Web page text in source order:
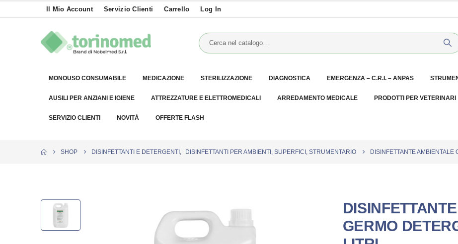
Il Mio Account Servizio Clienti Carrello Log In
MONOUSO CONSUMABILE MEDICAZIONE STERILIZZAZIONE DIAGNOSTICA EMERGENZA – C.R.I. – ANPAS
AUSILI PER ANZIANI E IGIENE ATTREZZATURE E ELETTROMEDICALI ARREDAMENTO MEDICALE PRODOTTI PER VETERINARI
SERVIZIO CLIENTI NOVITÀ OFFERTE FLASH
SHOP DISINFETTANTI E DETERGENTI DISINFETTANTI PER AMBIENTI, SUPERFICI, STRUMENTARIO DISINFETTANTE AMBIENTALE
GERMO